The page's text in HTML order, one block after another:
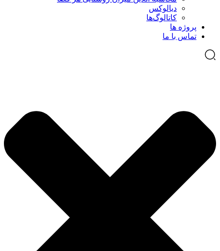
دیالوکس
کاتالوگ‌ها
پروژه ها
تماس با ما